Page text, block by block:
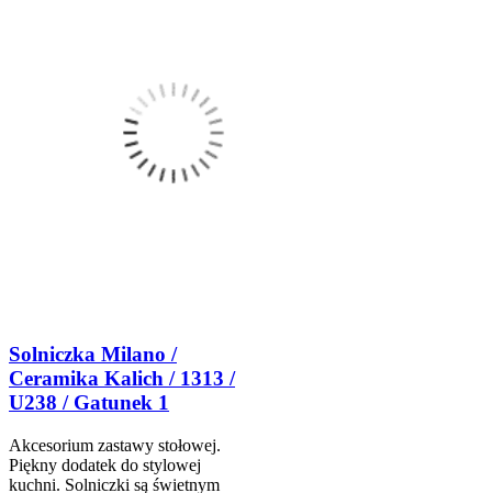
Solniczka Milano /
Ceramika Kalich / 1313 /
U238 / Gatunek 1
Akcesorium zastawy stołowej.
Piękny dodatek do stylowej
kuchni. Solniczki są świetnym